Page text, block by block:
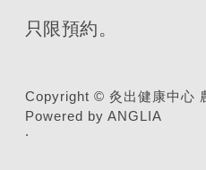
只限預約。
Copyright © 灸出健康中心
Powered by ANGLIA
.